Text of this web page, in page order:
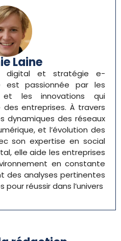
Laine
digital et stratégie e-
est passionnée par les
et les innovations qui
entreprises. À travers
dynamiques des réseaux
et l’évolution des
son expertise en social
elle aide les entreprises
en constante
des analyses pertinentes
réussir dans l’univers